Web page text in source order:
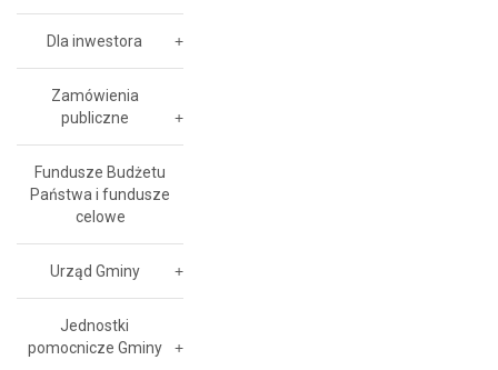
Dla inwestora
Zamówienia
publiczne
Fundusze Budżetu
Państwa i fundusze
celowe
Urząd Gminy
Jednostki
pomocnicze Gminy